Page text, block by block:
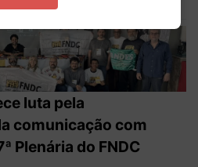
luta pela
comunicação com
Plenária do FNDC